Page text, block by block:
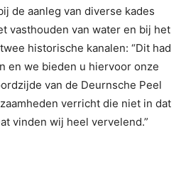
de aanleg van diverse kades
vasthouden van water en bij het
historische kanalen: “Dit had
en we bieden u hiervoor onze
van de Deurnsche Peel
verricht die niet in dat
vinden wij heel vervelend.”